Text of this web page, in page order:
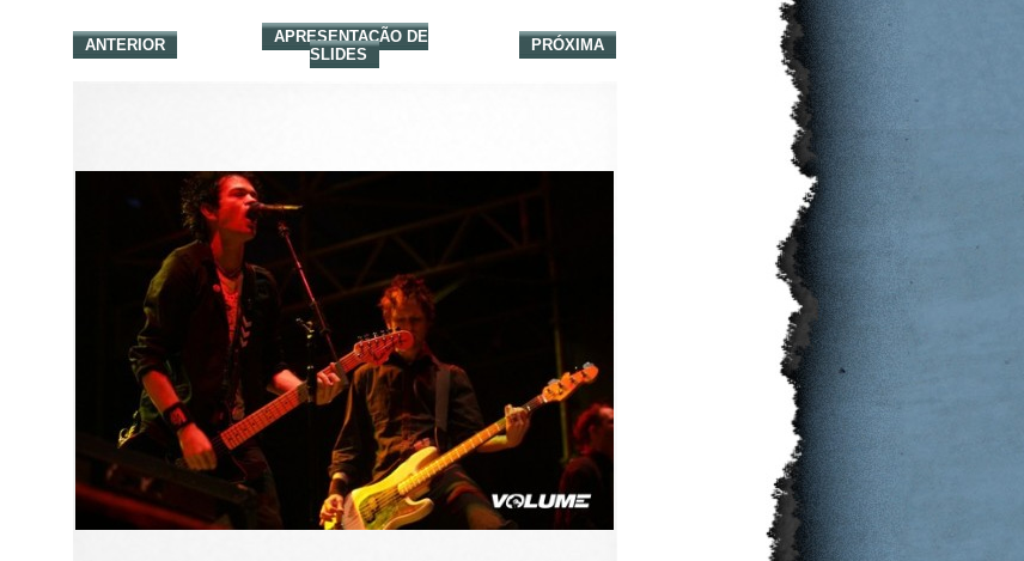
ANTERIOR
APRESENTAÇÃO DE
SLIDES
PRÓXIMA